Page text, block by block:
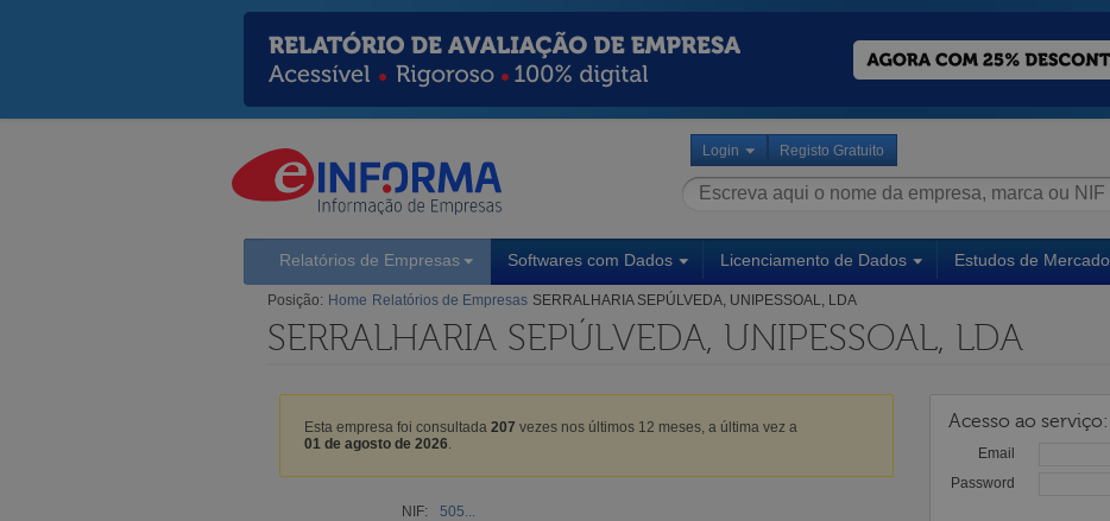
Login Registo Gratuito
Relatórios de Empresas Softwares com Dados Licenciamento de Dados Estudos de Mercado
Posição: Home Relatórios de Empresas SERRALHARIA SEPÚLVEDA, UNIPESSOAL, LDA
SERRALHARIA SEPÚLVEDA, UNIPESSOAL, LDA
Esta empresa foi consultada 207 vezes nos últimos 12 meses, a última vez a
01 de agosto de 2026
NIF:
505...
Acesso ao serviço:
Email
Password